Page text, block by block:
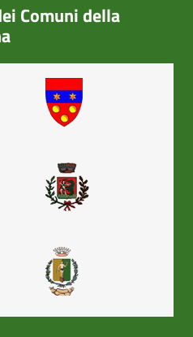
Comuni della